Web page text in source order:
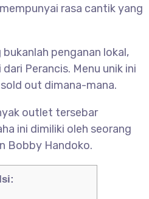
rasa cantik yang
penganan lokal,
Perancis. Menu unik ini
out dimana-mana.
outlet tersebar
ini dimiliki oleh seorang
Bobby Handoko.